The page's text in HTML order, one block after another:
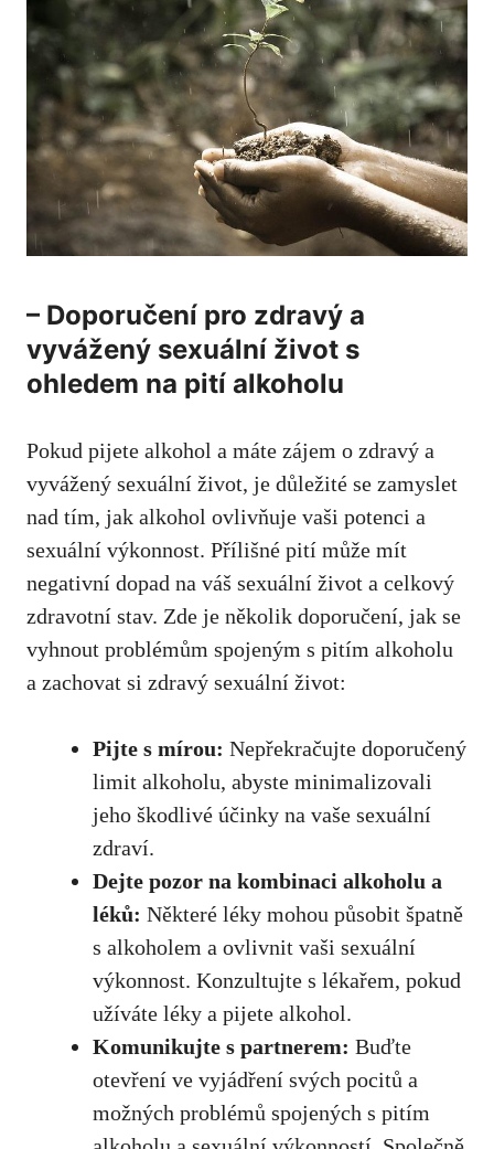
– Doporučení pro zdravý a
vyvážený sexuální život s
ohledem na pití alkoholu
Pokud pijete alkohol a máte zájem o zdravý a
vyvážený sexuální život, je důležité se zamyslet
nad tím, jak alkohol ovlivňuje vaši potenci a
sexuální výkonnost. Přílišné pití může mít
negativní dopad na váš sexuální život a celkový
zdravotní stav. Zde je několik doporučení, jak se
vyhnout problémům spojeným s pitím alkoholu
a zachovat si zdravý sexuální život:
Pijte s mírou: Nepřekračujte doporučený
limit alkoholu, abyste minimalizovali
jeho škodlivé účinky na vaše sexuální
zdraví.
Dejte pozor na kombinaci alkoholu a
léků: Některé léky mohou působit špatně
s alkoholem a ovlivnit vaši sexuální
výkonnost. Konzultujte s lékařem, pokud
užíváte léky a pijete alkohol.
Komunikujte s partnerem: Buďte
otevření ve vyjádření svých pocitů a
možných problémů spojených s pitím